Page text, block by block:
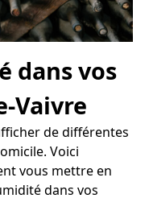
dans vos
Vaivre
de différentes
Voici
vous mettre en
dans vos